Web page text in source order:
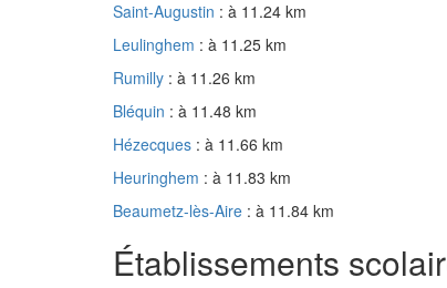
Saint-Augustin : à 11.24 km
Leulinghem : à 11.25 km
Rumilly : à 11.26 km
Bléquin : à 11.48 km
Hézecques : à 11.66 km
Heuringhem : à 11.83 km
Beaumetz-lès-Aire : à 11.84 km
Établissements